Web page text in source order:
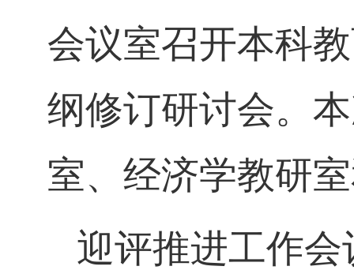
会议室召开本科
纲修订研讨会。
室、 经济学教研
迎评推进工作